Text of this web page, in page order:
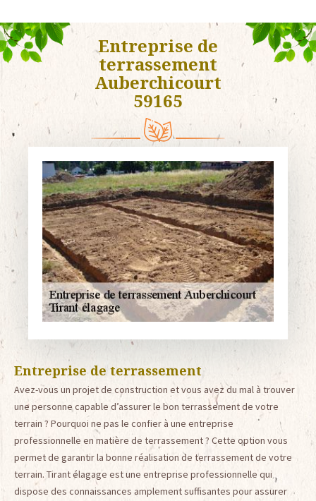
Entreprise de
terrassement
Auberchicourt
59165
Entreprise de terrassement
Avez-vous un projet de construction et vous avez du mal à trouver
une personne capable d’assurer le bon terrassement de votre
terrain ? Pourquoi ne pas le confier à une entreprise
professionnelle en matière de terrassement ? Cette option vous
permet de garantir la bonne réalisation de terrassement de votre
terrain. Tirant élagage est une entreprise professionnelle qui
dispose des connaissances amplement suffisantes pour assurer